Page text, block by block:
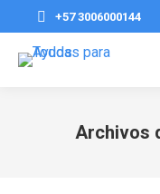
+57 3006000144
Archivos